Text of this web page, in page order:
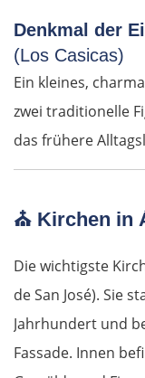
Denkmal der
(Los Casicas)
Ein kleines,
zwei traditionelle
das frühere
⛪ Kirchen in
Die wichtigste
de San José). Sie
Jahrhundert und
Fassade. Innen
Pärnu
Lettland
Riga
Jelgava
Bauska
Litauen